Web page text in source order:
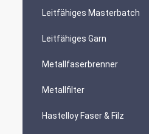
Leitfähiges Masterbatch
Leitfähiges Garn
Metallfaserbrenner
Metallfilter
Hastelloy Faser & Filz